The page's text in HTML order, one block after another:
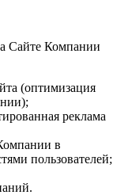
Сайте Компании
(оптимизация
реклама
в
пользователей;